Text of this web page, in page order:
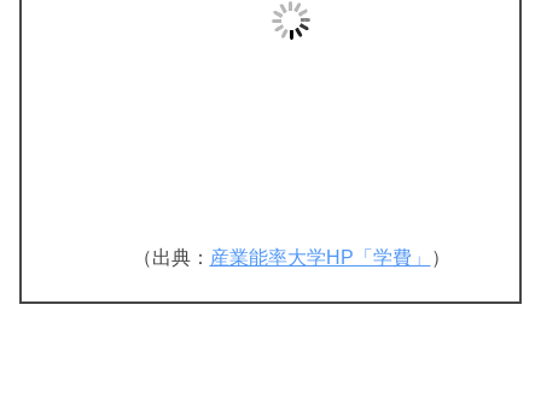
（出典： 産業能率大学HP「学費」 ）